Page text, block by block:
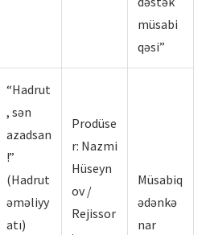
müsabi
qəsi”
“Hadrut
, sən
azadsan
!”
(Hadrut
əməliyy
atı)
Prodüse
r: Nazmi
Hüseyn
ov /
Rejissor
Müsabiq
ədənkə
nar